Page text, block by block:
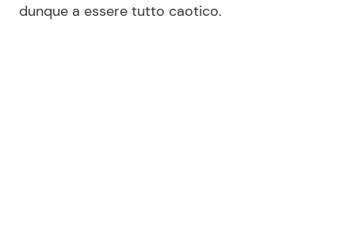
dunque a essere tutto caotico.